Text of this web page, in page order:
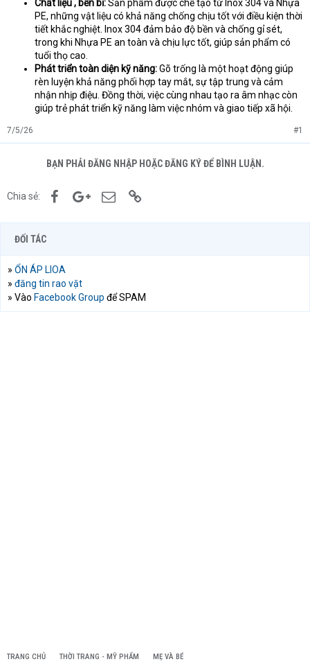
Chất liệu , bền bỉ:Sản phẩm được chế tạo từ Inox 304 và Nhựa
PE, những vật liệu có khả năng chống chịu tốt với điều kiện thời
tiết khắc nghiệt. Inox 304 đảm bảo độ bền và chống gỉ sét,
trong khi Nhựa PE an toàn và chịu lực tốt, giúp sản phẩm có
tuổi thọ cao.
Phát triển toàn diện kỹ năng:Gõ trống là một hoạt động giúp
rèn luyện khả năng phối hợp tay mắt, sự tập trung và cảm
nhận nhịp điệu. Đồng thời, việc cùng nhau tạo ra âm nhạc còn
giúp trẻ phát triển kỹ năng làm việc nhóm và giao tiếp xã hội.
7/5/26 #1
BẠN PHẢI ĐĂNG NHẬP HOẶC ĐĂNG KÝ ĐỂ BÌNH LUẬN.
Chia sẻ: FacebookGoogle+Email
ĐỐI TÁC
» ỔN ÁP LIOA
» đăng tin rao vặt
» Vào Facebook Group để SPAM
TRANG CHỦ THỜI TRANG - MỸ PHẨM MẸ VÀ BÉ